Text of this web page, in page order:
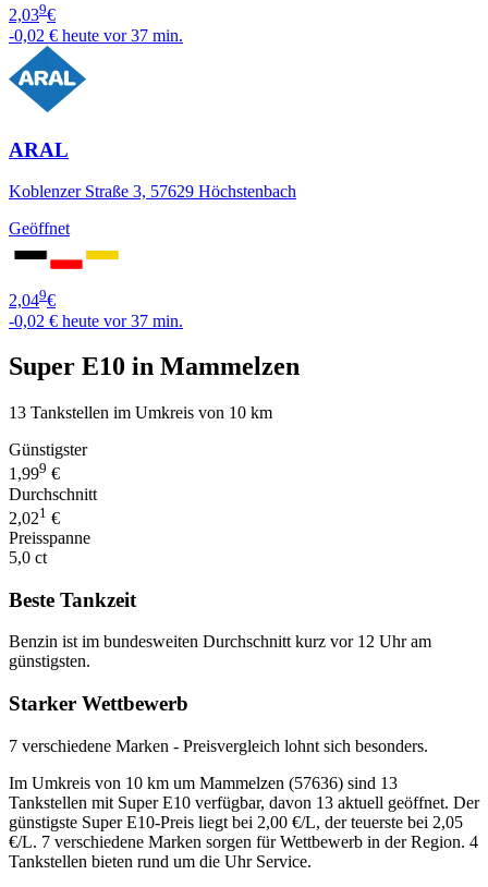
2,039€
-0,02 € heute vor 37 min.
ARAL
Koblenzer Straße 3, 57629 Höchstenbach
Geöffnet
2,049€
-0,02 € heute vor 37 min.
Super E10 in Mammelzen
13 Tankstellen im Umkreis von 10 km
Günstigster
1,999 €
Durchschnitt
2,021 €
Preisspanne
5,0 ct
Beste Tankzeit
Benzin ist im bundesweiten Durchschnitt kurz vor 12 Uhr am
günstigsten.
Starker Wettbewerb
7 verschiedene Marken - Preisvergleich lohnt sich besonders.
Im Umkreis von 10 km um Mammelzen (57636) sind 13
Tankstellen mit Super E10 verfügbar, davon 13 aktuell geöffnet. Der
günstigste Super E10-Preis liegt bei 2,00 €/L, der teuerste bei 2,05
€/L. 7 verschiedene Marken sorgen für Wettbewerb in der Region. 4
Tankstellen bieten rund um die Uhr Service.